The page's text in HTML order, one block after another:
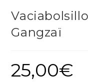
Gangzaï
25,00€